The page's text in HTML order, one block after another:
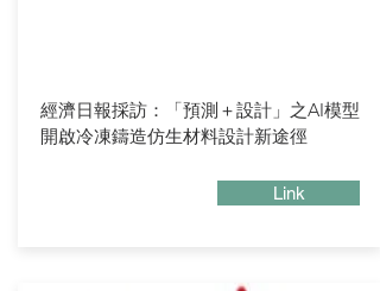
經濟日報採訪：「預測＋設計」之AI模型
開啟冷凍鑄造仿生材料設計新途徑
Link